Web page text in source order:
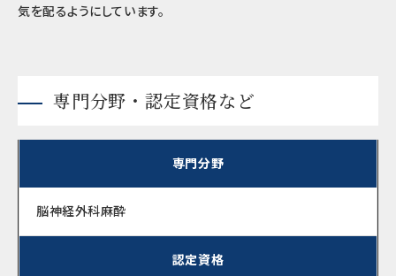
気を配るようにしています。
専門分野・認定資格など
専門分野
脳神経外科麻酔
認定資格